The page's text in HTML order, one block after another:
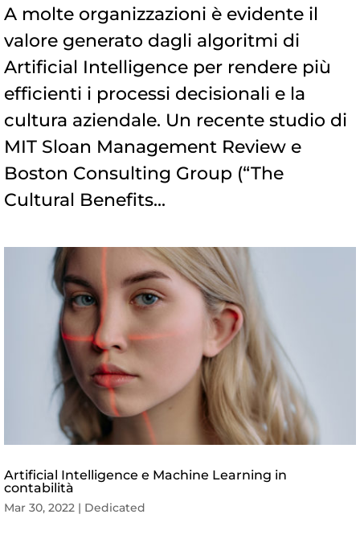
A molte organizzazioni è evidente il
valore generato dagli algoritmi di
Artificial Intelligence per rendere più
efficienti i processi decisionali e la
cultura aziendale. Un recente studio di
MIT Sloan Management Review e
Boston Consulting Group (“The
Cultural Benefits...
Artificial Intelligence e Machine Learning in
contabilità
Mar 30, 2022 | Dedicated